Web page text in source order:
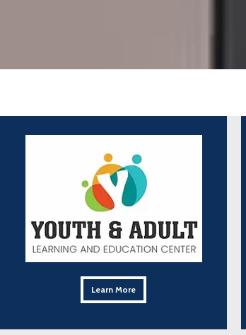
Learn More
Learn More